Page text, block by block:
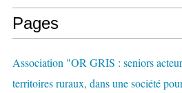
Pages
Association "OR GRIS : seniors
territoires ruraux, dans une société